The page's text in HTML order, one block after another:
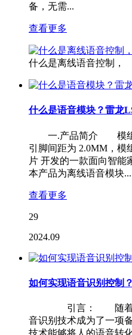
备，无需...
查看更多
什么是离线语音控制，
什么是语音模块？雷龙
一.产品简介 模组尺
引脚间距为 2.0MM，
片 开发的一款面向智能
本产品为离线语音模块...
查看更多
29
2024.09
如何实现语音识别控制？
引言： 随着人工
音识别技术成为了一项